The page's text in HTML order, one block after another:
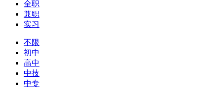
全职
兼职
实习
不限
初中
高中
中技
中专